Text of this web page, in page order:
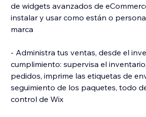
de widgets avanzados de
instalar y usar como están o
marca
- Administra tus ventas, desde el
cumplimiento: supervisa el
pedidos, imprime las etiquetas de
seguimiento de los paquetes, todo
control de Wix